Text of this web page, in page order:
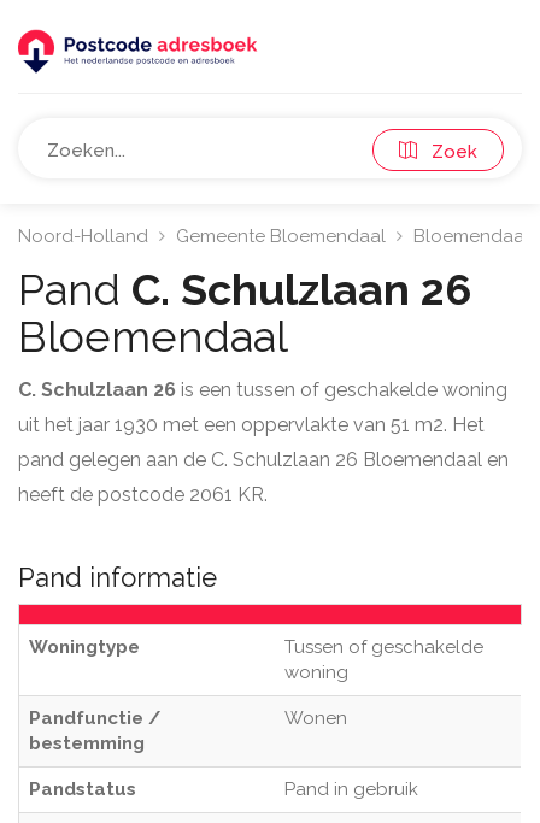
Zoek
Noord-Holland Gemeente Bloemendaal Bloemendaal
Pand C. Schulzlaan 26
Bloemendaal
C. Schulzlaan 26 is een tussen of geschakelde woning
uit het jaar 1930 met een oppervlakte van 51 m2. Het
pand gelegen aan de C. Schulzlaan 26 Bloemendaal en
heeft de postcode 2061 KR.
Pand informatie
Woningtype
Tussen of geschakelde
woning
Pandfunctie /
bestemming
Wonen
Pandstatus Pand in gebruik